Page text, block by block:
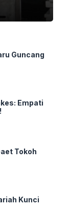
Guncang
Empati
Tokoh
Kunci